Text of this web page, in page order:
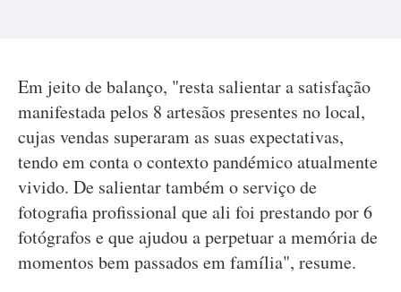
Em jeito de balanço, "resta salientar a satisfação
manifestada pelos 8 artesãos presentes no local,
cujas vendas superaram as suas expectativas,
tendo em conta o contexto pandémico atualmente
vivido. De salientar também o serviço de
fotografia profissional que ali foi prestando por 6
fotógrafos e que ajudou a perpetuar a memória de
momentos bem passados em família", resume.